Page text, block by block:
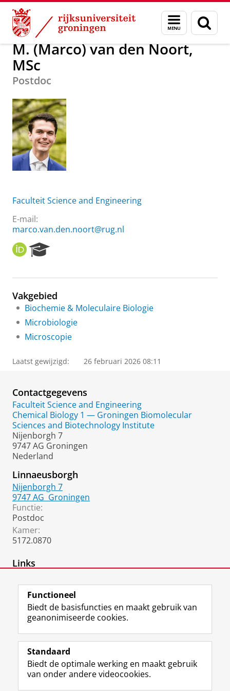
Skip
Content
Skip
Navigation
Menu
en
zoeken
Over ons M. (Marco) van den Noort, MSc
M. (Marco) van den Noort,
MSc
Postdoc
Faculteit Science and Engineering
E-mail:
marco.van.den.noort@rug.nl
O
R
I
e
r
c
h
o
t
Vakgebied
Biochemie & Moleculaire Biologie
Microbiologie
Microscopie
Laatst gewijzigd: 26 februari 2026 08:11
Contactgegevens
Faculteit Science and Engineering
Chemical Biology 1 — Groningen Biomolecular
Sciences and Biotechnology Institute
Nijenborgh 7
9747 AG Groningen
Nederland
Linnaeusborgh
Nijenborgh 7
9747 AG Groningen
Functie:
Postdoc
Kamer:
5172.0870
Links
Volg de RUG
F
a
e
b
L
i
k
e
R
S
-
f
I
n
t
Y
o
T
Studiekiezers
Functioneel
Biedt de basisfuncties en maakt gebruik van
geanonimiseerde cookies.
Standaard
Biedt de optimale werking en maakt gebruik
van onder andere videocookies.